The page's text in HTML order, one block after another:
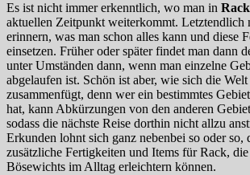
Es ist nicht immer erkenntlich, wo man in
aktuellen Zeitpunkt weiterkommt. Letztendlich
erinnern, was man schon alles kann und diese
einsetzen. Früher oder später findet man dann
unter Umständen dann, wenn man einzelne
abgelaufen ist. Schön ist aber, wie sich die
zusammenfügt, denn wer ein bestimmtes
hat, kann Abkürzungen von den anderen
sodass die nächste Reise dorthin nicht allzu
Erkunden lohnt sich ganz nebenbei so oder so,
zusätzliche Fertigkeiten und Items für Rack,
Bösewichts im Alltag erleichtern können.